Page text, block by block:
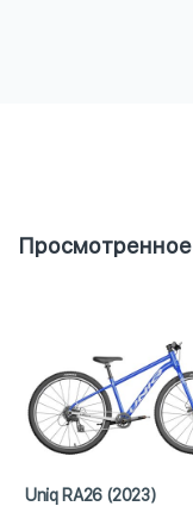
Просмотренное
Uniq RA26 (2023)